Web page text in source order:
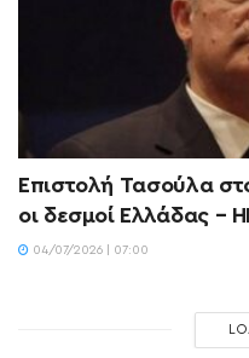
Επιστολή Τασούλα
οι δεσμοί Ελλάδας –
04/07/2026 | 07:00